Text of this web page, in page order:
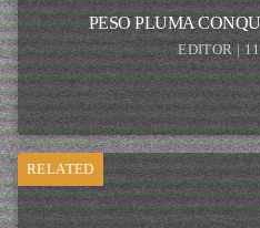
PESO PLUMA
EDITOR |
RELATED